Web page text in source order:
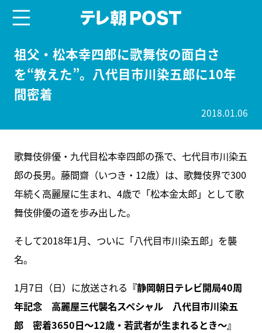
祖父・松本幸四郎に歌舞伎の面白さ
を“教えた”。八代目市川染五郎に10年
間密着
2018.01.06
歌舞伎俳優・九代目松本幸四郎の孫で、七代目市川染五
郎の長男。藤間齋（いつき・12歳）は、歌舞伎界で300
年続く高麗屋に生まれ、4歳で「松本金太郎」として歌
舞伎俳優の道を歩み出した。
そして2018年1月、ついに「八代目市川染五郎」を襲
名。
1月7日（日）に放送される 『静岡朝日テレビ開局40周
年記念 高麗屋三代襲名スペシャル 八代目市川染五
郎 密着3650日～12歳・若武者が生まれるとき～』